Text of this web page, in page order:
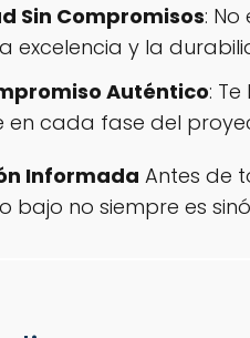
Sin Compromisos:
excelencia y la
Auténtico:
en cada fase del
Informada Antes de
bajo no siempre es